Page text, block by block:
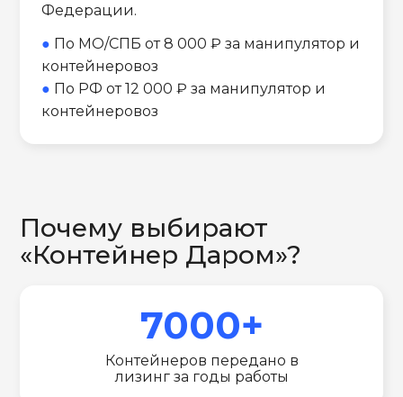
Федерации.
● По МО/СПБ от 8 000 ₽ за манипулятор и
контейнеровоз
● По РФ от 12 000 ₽ за манипулятор и
контейнеровоз
Почему выбирают
«Контейнер Даром»?
7000+
Контейнеров передано в
лизинг за годы работы